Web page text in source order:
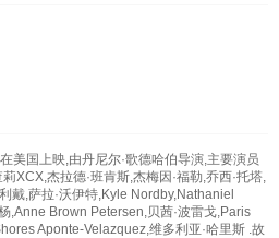
美国上映,由丹尼尔·歌德哈伯导演,主要演员
XCX,杰拉德·班肯斯,杰梅因·福勒,乔西·托塔,
戴,萨拉·沃伊特,Kyle Nordby,Nathaniel
,Anne Brown Petersen,贝茜·波雷戈,Paris
Aponte-Velazquez,维多利亚·哈里斯 .故